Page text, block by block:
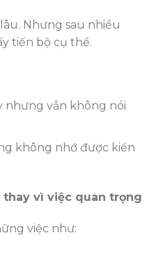
Nhưng sau nhiều
tiến bộ cụ thể.
nhưng vẫn không nói
không nhớ được kiến
thay vì việc quan trọng
việc như: